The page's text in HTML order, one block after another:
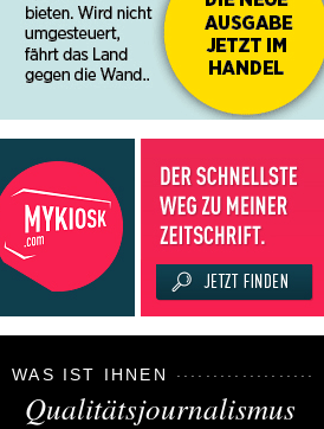
WAS IST IHNEN
Qualitätsjournalismus